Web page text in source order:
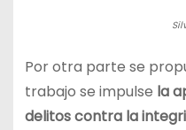
Por otra parte se
trabajo se impulse la
delitos contra la